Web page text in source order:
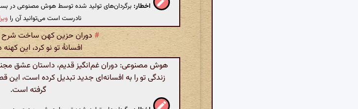
اخطار: برگردان‌های تولید شده توسط هوش مصنوعی در
نادرست است می‌توانید آن را
# دوران حزین کهن ساخت
افسانهٔ تو نو کرد، این کهنه
هوش مصنوعی: دوران غم‌انگیز قدیم، داستان عشق مجنون
زندگی تو را به افسانه‌ای جدید تبدیل کرده است، این
گرفته است.